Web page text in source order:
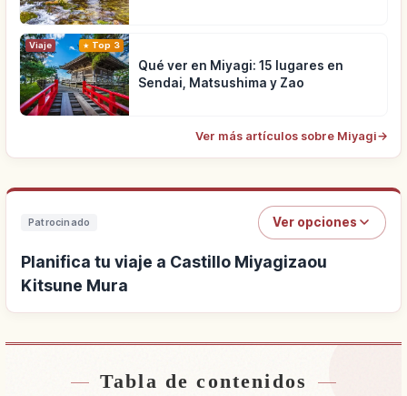
Viaje Top 3
Qué ver en Miyagi: 15 lugares en
Sendai, Matsushima y Zao
Ver más artículos sobre Miyagi→
Patrocinado Ver opciones
Planifica tu viaje a Castillo Miyagizaou
Kitsune Mura
Buscar alojamiento cerca de Castillo
Tabla de contenidos